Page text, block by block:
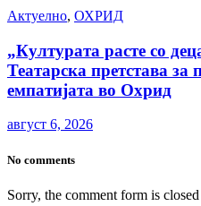
Актуелно, ОХРИД
„Културата расте со
Театарска претстава за
емпатијата во Охрид
август 6, 2026
No comments
Sorry, the comment form is